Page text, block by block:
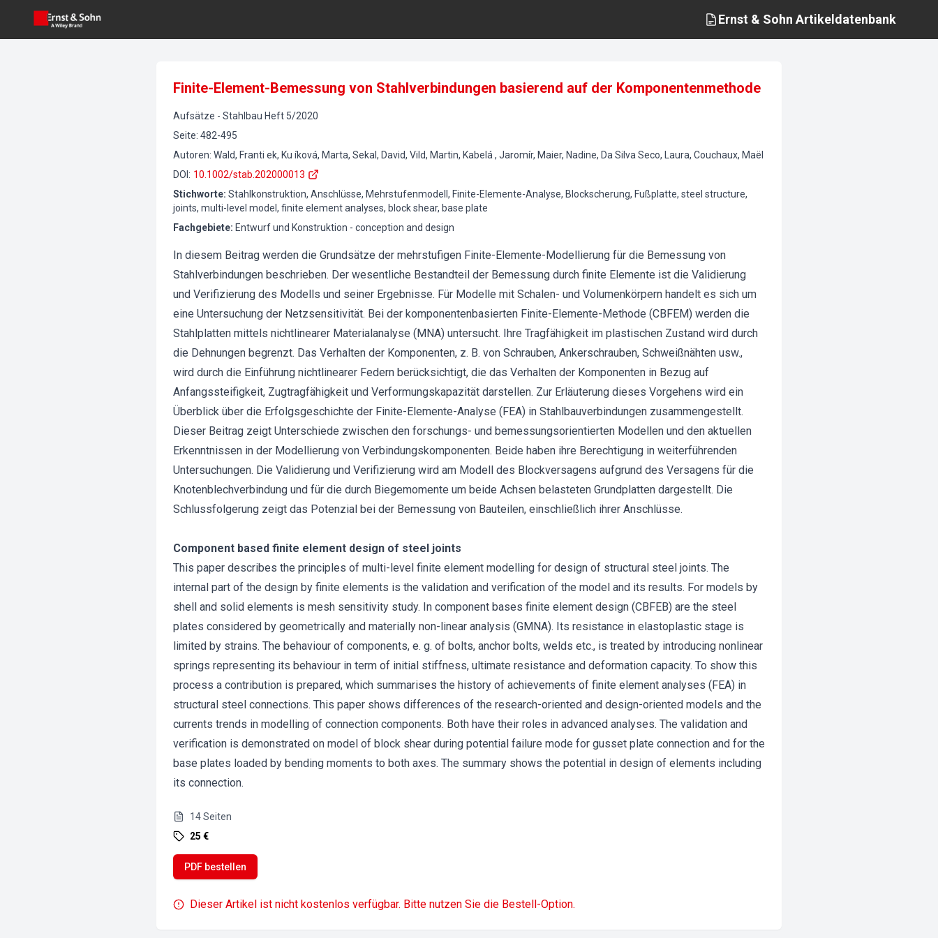
Ernst & Sohn Artikeldatenbank
Finite-Element-Bemessung von Stahlverbindungen basierend auf der Komponentenmethode
Aufsätze - Stahlbau Heft 5/2020
Seite: 482-495
Autoren: Wald, Franti ek, Ku íková, Marta, Sekal, David, Vild, Martin, Kabelá , Jaromír, Maier, Nadine, Da Silva Seco, Laura, Couchaux, Maël
DOI : 10.1002/stab.202000013
Stichworte: Stahlkonstruktion, Anschlüsse, Mehrstufenmodell, Finite-Elemente-Analyse, Blockscherung, Fußplatte, steel structure,
joints, multi-level model, finite element analyses, block shear, base plate
Fachgebiete: Entwurf und Konstruktion - conception and design
In diesem Beitrag werden die Grundsätze der mehrstufigen Finite-Elemente-Modellierung für die Bemessung von
Stahlverbindungen beschrieben. Der wesentliche Bestandteil der Bemessung durch finite Elemente ist die Validierung
und Verifizierung des Modells und seiner Ergebnisse. Für Modelle mit Schalen- und Volumenkörpern handelt es sich um
eine Untersuchung der Netzsensitivität. Bei der komponentenbasierten Finite-Elemente-Methode (CBFEM) werden die
Stahlplatten mittels nichtlinearer Materialanalyse (MNA) untersucht. Ihre Tragfähigkeit im plastischen Zustand wird durch
die Dehnungen begrenzt. Das Verhalten der Komponenten, z. B. von Schrauben, Ankerschrauben, Schweißnähten usw.,
wird durch die Einführung nichtlinearer Federn berücksichtigt, die das Verhalten der Komponenten in Bezug auf
Anfangssteifigkeit, Zugtragfähigkeit und Verformungskapazität darstellen. Zur Erläuterung dieses Vorgehens wird ein
Überblick über die Erfolgsgeschichte der Finite-Elemente-Analyse (FEA) in Stahlbauverbindungen zusammengestellt.
Dieser Beitrag zeigt Unterschiede zwischen den forschungs- und bemessungsorientierten Modellen und den aktuellen
Erkenntnissen in der Modellierung von Verbindungskomponenten. Beide haben ihre Berechtigung in weiterführenden
Untersuchungen. Die Validierung und Verifizierung wird am Modell des Blockversagens aufgrund des Versagens für die
Knotenblechverbindung und für die durch Biegemomente um beide Achsen belasteten Grundplatten dargestellt. Die
Schlussfolgerung zeigt das Potenzial bei der Bemessung von Bauteilen, einschließlich ihrer Anschlüsse.
Component based finite element design of steel joints
This paper describes the principles of multi-level finite element modelling for design of structural steel joints. The
internal part of the design by finite elements is the validation and verification of the model and its results. For models by
shell and solid elements is mesh sensitivity study. In component bases finite element design (CBFEB) are the steel
plates considered by geometrically and materially non-linear analysis (GMNA). Its resistance in elastoplastic stage is
limited by strains. The behaviour of components, e. g. of bolts, anchor bolts, welds etc., is treated by introducing nonlinear
springs representing its behaviour in term of initial stiffness, ultimate resistance and deformation capacity. To show this
process a contribution is prepared, which summarises the history of achievements of finite element analyses (FEA) in
structural steel connections. This paper shows differences of the research-oriented and design-oriented models and the
currents trends in modelling of connection components. Both have their roles in advanced analyses. The validation and
verification is demonstrated on model of block shear during potential failure mode for gusset plate connection and for the
base plates loaded by bending moments to both axes. The summary shows the potential in design of elements including
its connection.
14Seiten
25 €
PDF bestellen
Dieser Artikel ist nicht kostenlos verfügbar. Bitte nutzen Sie die Bestell-Option.